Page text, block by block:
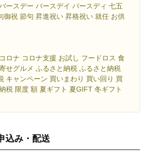
ースデー バースデイ バースディ 七五
御祝 節句 昇進祝い 昇格祝い 就任 お供
ロナ コロナ支援 お試し フードロス 食
せグルメ ふるさと納税 ふるさと納税
キャンペーン 買いまわり 買い回り 買
税 限度 額 夏ギフト 夏GIFT 冬ギフト
込み・配送